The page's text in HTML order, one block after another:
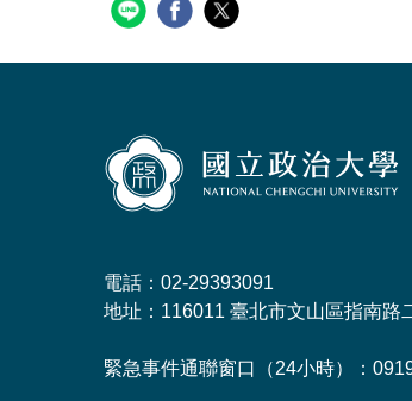
電話：02-29393091
地址：116011 臺北市文山區指南路
緊急事件通聯窗口（24小時）：